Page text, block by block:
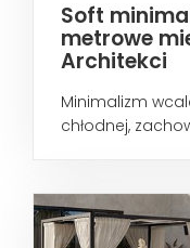
Soft
metrowe
Architekci
Minimalizm
chłodnej,